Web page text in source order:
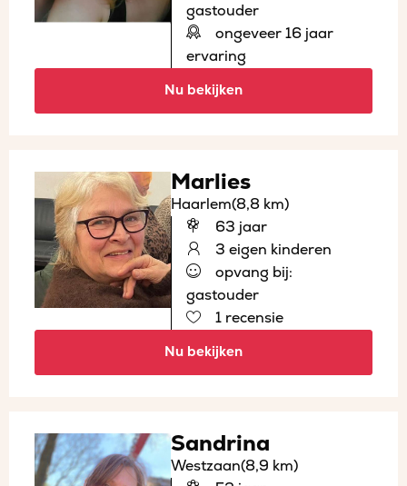
gastouder
ongeveer 16 jaar
ervaring
Nu bekijken
Marlies
Haarlem(8,8 km)
63 jaar
3 eigen kinderen
opvang bij:
gastouder
1 recensie
Nu bekijken
Sandrina
Westzaan(8,9 km)